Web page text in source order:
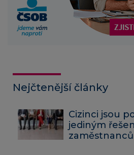
Nejčtenější články
Cizinci jsou
jediným
zaměstnanců